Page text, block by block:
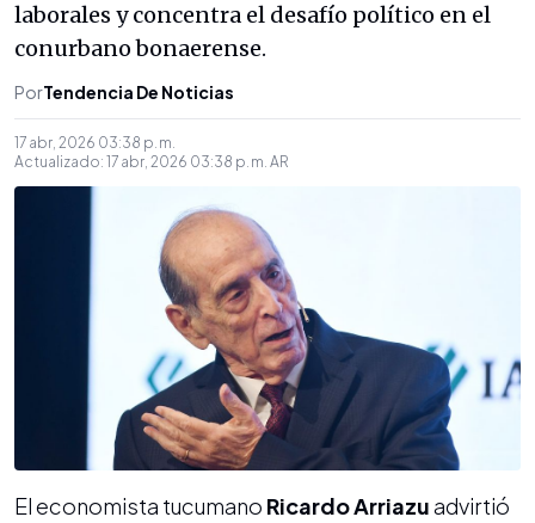
laborales y concentra el desafío político en el
conurbano bonaerense.
PorTendencia De Noticias
17 abr, 2026 03:38 p. m.
Actualizado: 17 abr, 2026 03:38 p. m. AR
El economista tucumano Ricardo Arriazuadvirtió